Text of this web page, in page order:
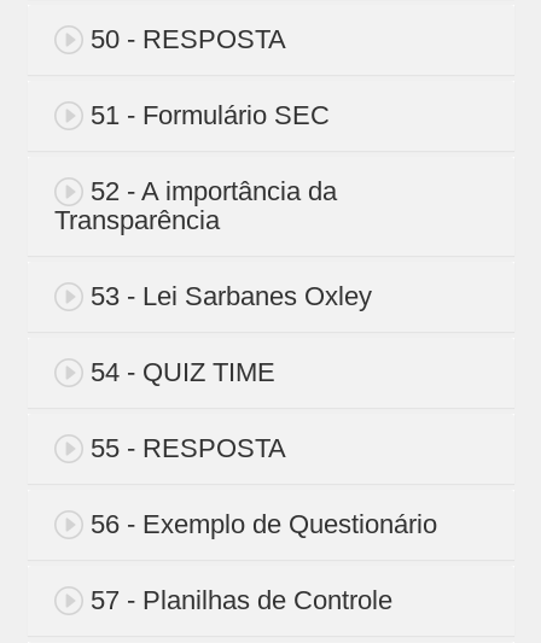
50 - RESPOSTA
51 - Formulário SEC
52 - A importância da
Transparência
53 - Lei Sarbanes Oxley
54 - QUIZ TIME
55 - RESPOSTA
56 - Exemplo de Questionário
57 - Planilhas de Controle